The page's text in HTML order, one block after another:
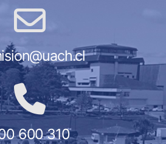
600 310